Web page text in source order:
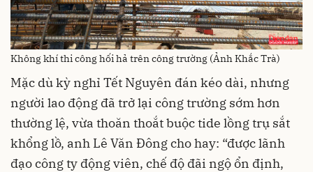
Không khí thi công hối hả trên công trường (Ảnh Khắc Trà)
Mặc dù kỳ nghỉ Tết Nguyên đán kéo dài, nhưng
người lao động đã trở lại công trường sớm hơn
thường lệ, vừa thoăn thoắt buộc tide lồng trụ sắt
khổng lồ, anh Lê Văn Đông cho hay: “được lãnh
đạo công ty động viên, chế độ đãi ngộ ổn định,